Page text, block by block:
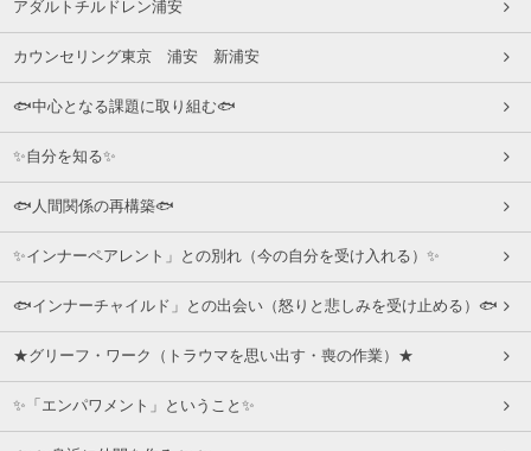
アダルトチルドレン浦安
カウンセリング東京 浦安 新浦安
🐟中心となる課題に取り組む🐟
✨自分を知る✨
🐟人間関係の再構築🐟
✨インナーペアレント」との別れ（今の自分を受け入れる）✨
🐟インナーチャイルド」との出会い（怒りと悲しみを受け止める）🐟
★グリーフ・ワーク（トラウマを思い出す・喪の作業）★
✨「エンパワメント」ということ✨